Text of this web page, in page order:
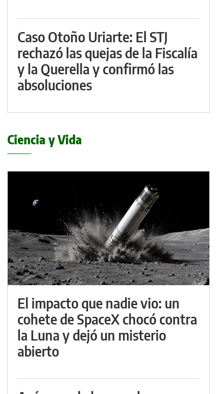
Caso Otoño Uriarte: El STJ
rechazó las quejas de la Fiscalía
y la Querella y confirmó las
absoluciones
Ciencia y Vida
El impacto que nadie vio: un
cohete de SpaceX chocó contra
la Luna y dejó un misterio
abierto